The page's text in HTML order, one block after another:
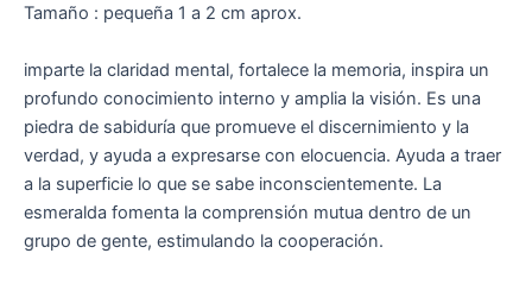
Tamaño : pequeña 1 a 2 cm aprox.
imparte la claridad mental, fortalece la memoria, inspira un
profundo conocimiento interno y amplia la visión. Es una
piedra de sabiduría que promueve el discernimiento y la
verdad, y ayuda a expresarse con elocuencia. Ayuda a traer
a la superficie lo que se sabe inconscientemente. La
esmeralda fomenta la comprensión mutua dentro de un
grupo de gente, estimulando la cooperación.